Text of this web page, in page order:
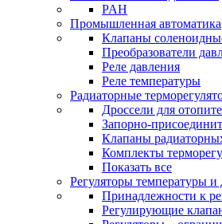
PAH
Промышленная автоматика
Клапаны
Преобразователи
Реле давления
Реле температуры
Радиаторные
Дроссели для
Запорно-
Клапаны
Комплекты
Показать все
Регуляторы температуры и
Принадлежности к
Регулирующие